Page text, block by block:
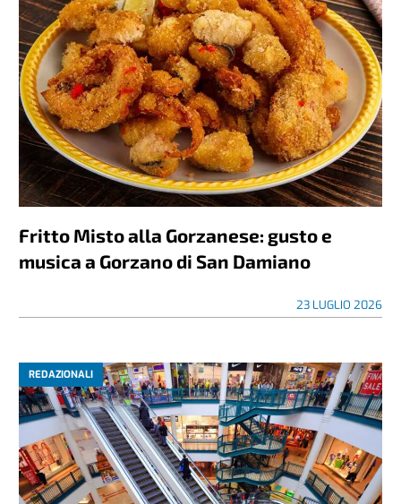
Fritto Misto alla Gorzanese: gusto e
musica a Gorzano di San Damiano
23 LUGLIO 2026
REDAZIONALI